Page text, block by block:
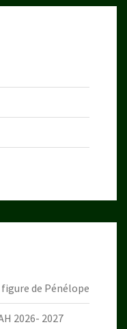
figure de Pénélope
2026- 2027